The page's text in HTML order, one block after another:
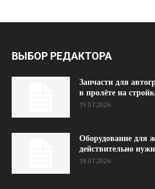
ВЫБОР РЕДАКТОРА
Запчасти для
в пролёте на
19.07.2026
Оборудование для
действительно
19.07.2026